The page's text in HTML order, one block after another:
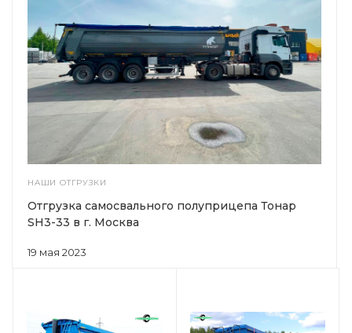
НАШИ ОТГРУЗКИ
19 мая 2023
Отгрузка самосвального полуприцепа Тонар
SH3-33 в г. Москва